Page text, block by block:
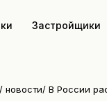
Застройщики
/ новости/ В России